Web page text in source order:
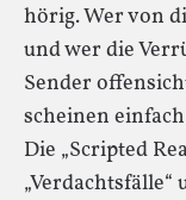
hörig. Wer von
und wer die
Sender
scheinen
Die „Scripted